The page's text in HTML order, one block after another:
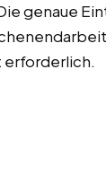
genaue
erforderlich.